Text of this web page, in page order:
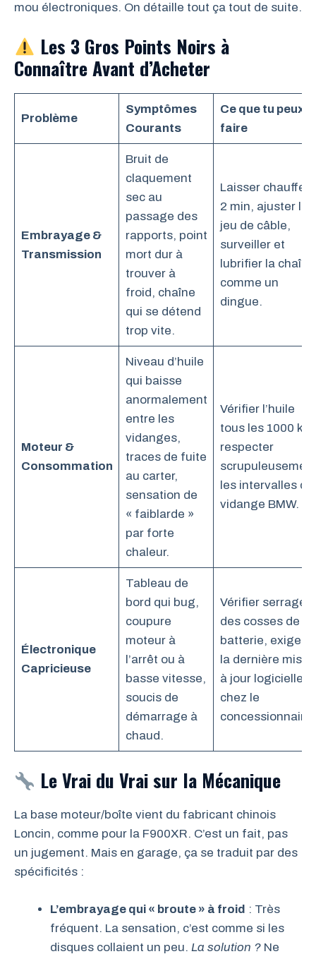
mou électroniques. On détaille tout ça tout de suite.
Les 3 Gros Points Noirs à
Connaître Avant d’Acheter
Problème
Symptômes
Courants
Ce que tu peux
faire
Embrayage &
Transmission
Bruit de
claquement
sec au
passage des
rapports, point
mort dur à
trouver à
froid, chaîne
qui se détend
trop vite.
Laisser chauffer
2 min, ajuster le
jeu de câble,
surveiller et
lubrifier la chaîne
comme un
dingue.
Moteur &
Consommation
Niveau d’huile
qui baisse
anormalement
entre les
vidanges,
traces de fuite
au carter,
sensation de
« faiblarde »
par forte
chaleur.
Vérifier l’huile
tous les 1000
respecter
les intervalles de
vidange BMW.
Électronique
Capricieuse
Tableau de
bord qui bug,
coupure
moteur à
l’arrêt ou à
basse vitesse,
soucis de
démarrage à
chaud.
Vérifier serrage
des cosses de
batterie, exiger
la dernière mise
à jour logicielle
chez le
concessionnaire.
Le Vrai du Vrai sur la Mécanique
La base moteur/boîte vient du fabricant chinois
Loncin, comme pour la F900XR. C’est un fait, pas
un jugement. Mais en garage, ça se traduit par des
spécificités :
L’embrayage qui « broute » à froid : Très
fréquent. La sensation, c’est comme si les
disques collaient un peu. La solution ? Ne